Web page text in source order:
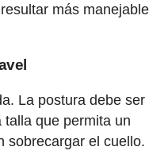
más manejable
La postura debe ser
que permita un
sobrecargar el cuello.